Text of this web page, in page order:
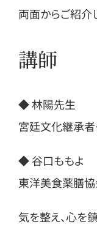
両面からご紹介
講師
◆ 林陽先生
宮廷文化継承者
◆ 谷口ももよ
東洋美食薬膳
気を整え、心を